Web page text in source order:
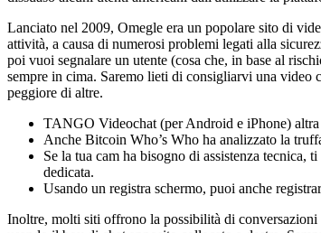
Lanciato nel 2009, Omegle era un popolare sito di
attività, a causa di numerosi problemi legati alla
poi vuoi segnalare un utente (cosa che, in base al
sempre in cima. Saremo lieti di consigliarvi una video
peggiore di altre.
TANGO Videochat (per Android e iPhone)
Anche Bitcoin Who’s Who ha analizzato la
Se la tua cam ha bisogno di assistenza
dedicata.
Usando un registra schermo, puoi anche
Inoltre, molti siti offrono la possibilità di conversazioni